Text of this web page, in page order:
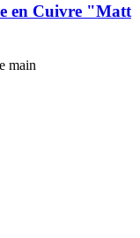
en Cuivre "Matt
main